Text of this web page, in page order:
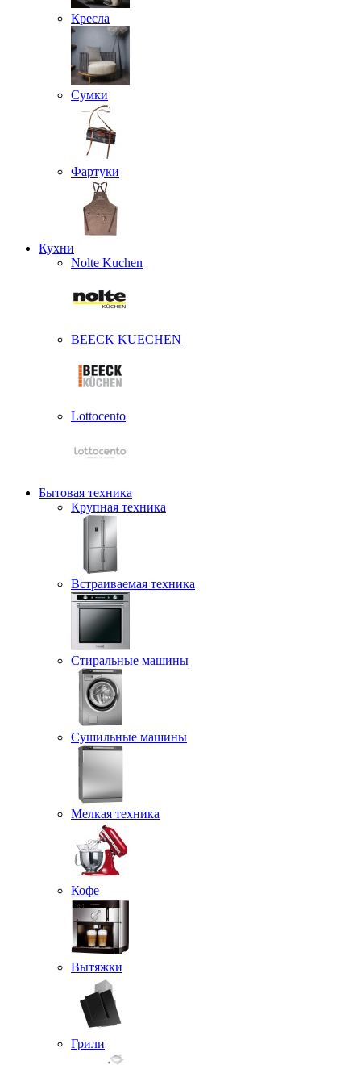
Кресла
Сумки
Фартуки
Кухни
Nolte Kuchen
BEECK KUECHEN
Lottocento
Бытовая техника
Крупная техника
Встраиваемая техника
Стиральные машины
Сушильные машины
Мелкая техника
Кофе
Вытяжки
Грили